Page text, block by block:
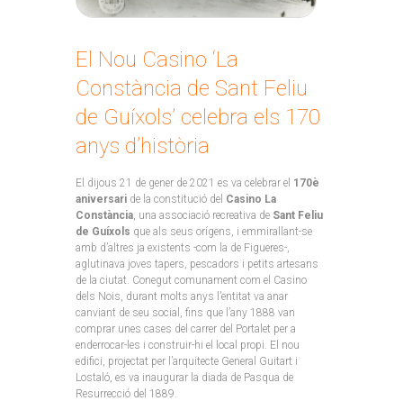
El Nou Casino ‘La
Constància de Sant Feliu
de Guíxols’ celebra els 170
anys d’història
El dijous 21 de gener de 2021 es va celebrar el 170è
aniversari de la constitució del Casino La
Constància, una associació recreativa de Sant Feliu
de Guíxols que als seus orígens, i emmirallant-se
amb d’altres ja existents -com la de Figueres-,
aglutinava joves tapers, pescadors i petits artesans
de la ciutat. Conegut comunament com el Casino
dels Nois, durant molts anys l’entitat va anar
canviant de seu social, fins que l’any 1888 van
comprar unes cases del carrer del Portalet per a
enderrocar-les i construir-hi el local propi. El nou
edifici, projectat per l’arquitecte General Guitart i
Lostaló, es va inaugurar la diada de Pasqua de
Resurrecció del 1889.